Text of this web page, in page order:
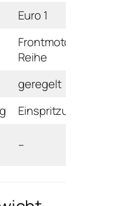
Euro 1
Frontmotor /
Reihe
geregelt
Einspritzung
–